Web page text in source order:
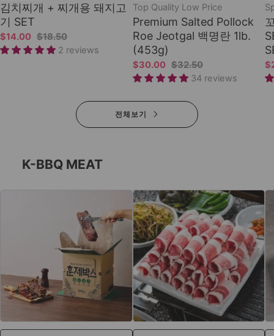
김치찌개 + 찌개용 돼지고
기 SET
$14.00 $18.50
2 reviews
Top Quality Low Price
Premium Salted Pollock
Roe Jeotgal 백명란 1lb.
(453g)
$30.00 $32.50
34 reviews
전체보기
K-BBQ MEAT